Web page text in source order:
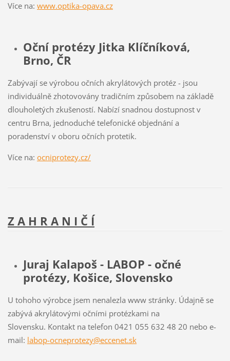
Více na: www.optika-opava.cz
Oční protézy Jitka Klíčníková,
Brno, ČR
Zabývají se výrobou očních akrylátových protéz - jsou
individuálně zhotovovány tradičním způsobem na základě
dlouholetých zkušeností. Nabízí snadnou dostupnost v
centru Brna, jednoduché telefonické objednání a
poradenství v oboru očních protetik.
Více na: ocniprotezy.cz/
Z A H R A N I Č Í
Juraj Kalapoš - LABOP - očné
protézy, Košice, Slovensko
U tohoho výrobce jsem nenalezla www stránky. Údajně se
zabývá akrylátovými očními protézkami na
Slovensku. Kontakt na telefon 0421 055 632 48 20 nebo e-
mail: labop-ocneprotezy@eccenet.sk